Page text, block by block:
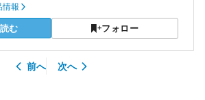
情報
む フォロー
前へ 次へ